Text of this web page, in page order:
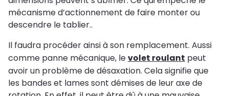
mécanisme d’actionnement de faire monter ou
descendre le tablier..
Il faudra procéder ainsi à son remplacement. Aussi
comme panne mécanique, levolet roulant peut
avoir un problème de désaxation. Cela signifie que
les bandes et lames sont démises de leur axe de